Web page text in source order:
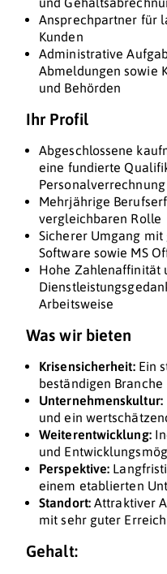
Ansprechpartner für
Kunden
Administrative
Abmeldungen sowie
und Behörden
Ihr Profil
Abgeschlossene
eine fundierte
Personalverrechnung
Mehrjährige
vergleichbaren Rolle
Sicherer Umgang
Software sowie MS
Hohe Zahlenaffinität
Arbeitsweise
Was wir bieten
Krisensicherheit:Ein
beständigen Branche
Unternehmenskultur:
und ein
Weiterentwicklung:
und
Perspektive:
einem etablierten
Standort:Attraktiver
mit sehr guter
Gehalt: